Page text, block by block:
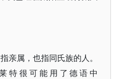
亲属，也指同氏族的人。
特很可能用了德语中